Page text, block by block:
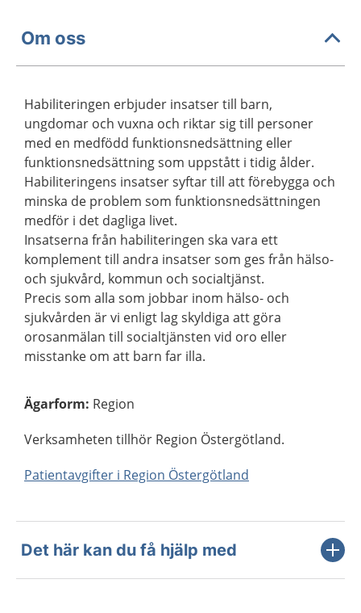
Om oss
Habiliteringen erbjuder insatser till barn,
ungdomar och vuxna och riktar sig till personer
med en medfödd funktionsnedsättning eller
funktionsnedsättning som uppstått i tidig ålder.
Habiliteringens insatser syftar till att förebygga och
minska de problem som funktionsnedsättningen
medför i det dagliga livet.
Insatserna från habiliteringen ska vara ett
komplement till andra insatser som ges från hälso-
och sjukvård, kommun och socialtjänst.
Precis som alla som jobbar inom hälso- och
sjukvården är vi enligt lag skyldiga att göra
orosanmälan till socialtjänsten vid oro eller
misstanke om att barn far illa.
Ägarform: Region
Verksamheten tillhör Region Östergötland.
Patientavgifter i Region Östergötland
Det här kan du få hjälp med